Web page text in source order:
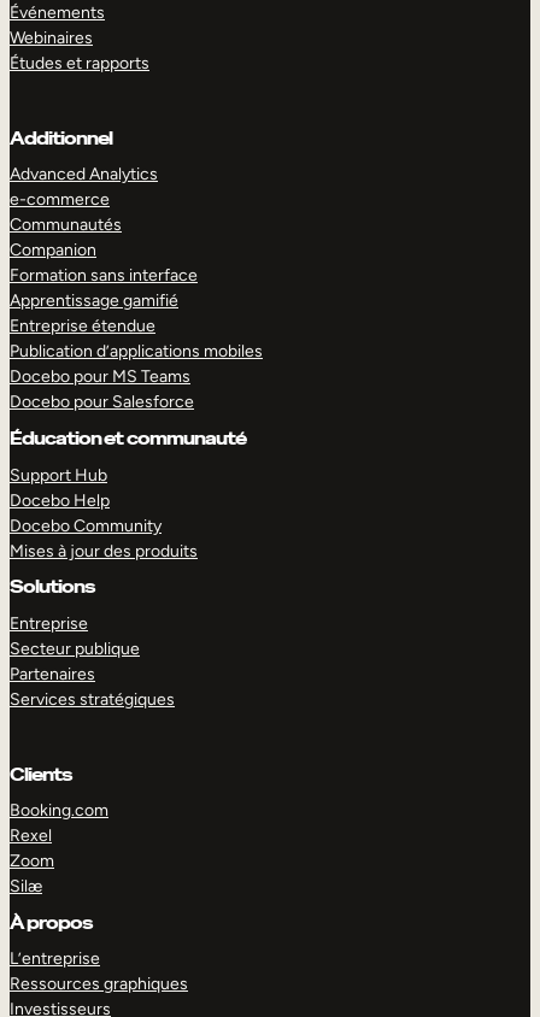
Événements
Webinaires
Études et rapports
Additionnel
Advanced Analytics
e-commerce
Communautés
Companion
Formation sans interface
Apprentissage gamifié
Entreprise étendue
Publication d’applications mobiles
Docebo pour MS Teams
Docebo pour Salesforce
Éducation et communauté
Support Hub
Docebo Help
Docebo Community
Mises à jour des produits
Solutions
Entreprise
Secteur publique
Partenaires
Services stratégiques
Clients
Booking.com
Rexel
Zoom
Silæ
À propos
L’entreprise
Ressources graphiques
Investisseurs